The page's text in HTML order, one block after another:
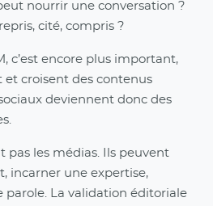
nourrir une conversation ?
cité, compris ?
c’est encore plus important,
et croisent des contenus
deviennent donc des
pas les médias. Ils peuvent
incarner une expertise,
parole. La validation éditoriale